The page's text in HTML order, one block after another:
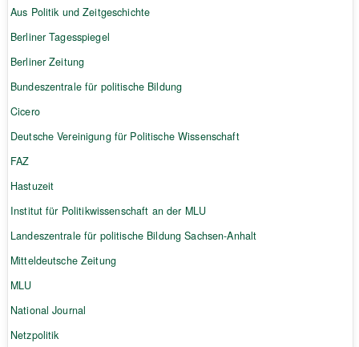
Aus Politik und Zeitgeschichte
Berliner Tagesspiegel
Berliner Zeitung
Bundeszentrale für politische Bildung
Cicero
Deutsche Vereinigung für Politische Wissenschaft
FAZ
Hastuzeit
Institut für Politikwissenschaft an der MLU
Landeszentrale für politische Bildung Sachsen-Anhalt
Mitteldeutsche Zeitung
MLU
National Journal
Netzpolitik